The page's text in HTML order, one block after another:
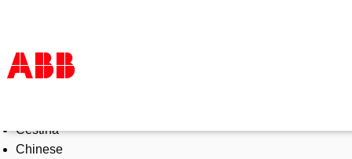
Products & Solutions
Industries
Čeština
Chinese